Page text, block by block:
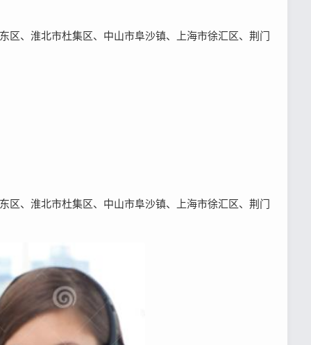
区、淮北市杜集区、中山市阜沙镇、上海市徐汇区、荆门
区、淮北市杜集区、中山市阜沙镇、上海市徐汇区、荆门